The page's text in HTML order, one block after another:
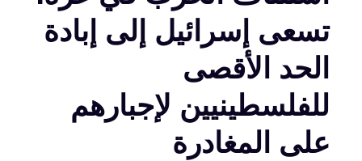
تسعى إسرائيل إلى إبادة
الحد الأقصى
للفلسطينيين لإجبارهم
على المغادرة